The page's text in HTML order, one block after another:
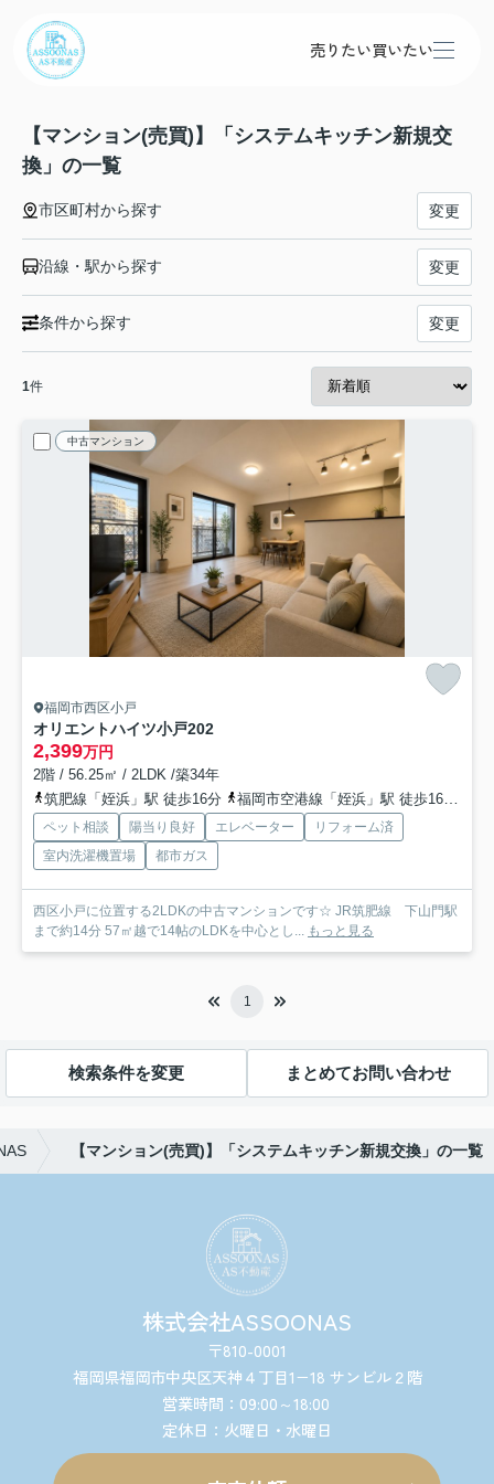
売りたい買いたい
【マンション(売買)】「システムキッチン新規交
換」の一覧
市区町村から探す 変更
沿線・駅から探す 変更
条件から探す 変更
1件
中古マンション
福岡市西区小戸
オリエントハイツ小戸202
2,399万円
2階 / 56.25㎡ / 2LDK /築34年
筑肥線「姪浜」駅 徒歩16分
福岡市空港線「姪浜」駅 徒歩16分
ペット相談 陽当り良好 エレベーター
リフォーム済
室内洗濯機置場
都市ガス
西区小戸に位置する2LDKの中古マンションです☆ JR筑肥線 下山門駅
まで約14分 57㎡越で14帖のLDKを中心とし...
もっと見る
1
検索条件を変更 まとめてお問い合わせ
【マンション(売買)】「システムキッチン新規交換」の一覧
株式会社ASSOONAS
〒810-0001
福岡県福岡市中央区天神４丁目1−18 サンビル２階
営業時間：09:00～18:00
定休日：火曜日・水曜日